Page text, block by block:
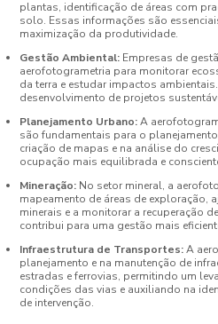
plantas, identificação de áreas com
solo. Essas informações são
maximização da produtividade.
Gestão Ambiental: Empresas de
aerofotogrametria para monitorar
da terra e estudar impactos
desenvolvimento de projetos
Planejamento Urbano:A
são fundamentais para o
criação de mapas e na análise do
ocupação mais equilibrada e
Mineração: No setor mineral, a
mapeamento de áreas de
minerais e a monitorar a recuperação
contribui para uma gestão mais
Infraestrutura de Transportes:A
planejamento e na manutenção de
estradas e ferrovias, permitindo um
condições das vias e auxiliando na
de intervenção.